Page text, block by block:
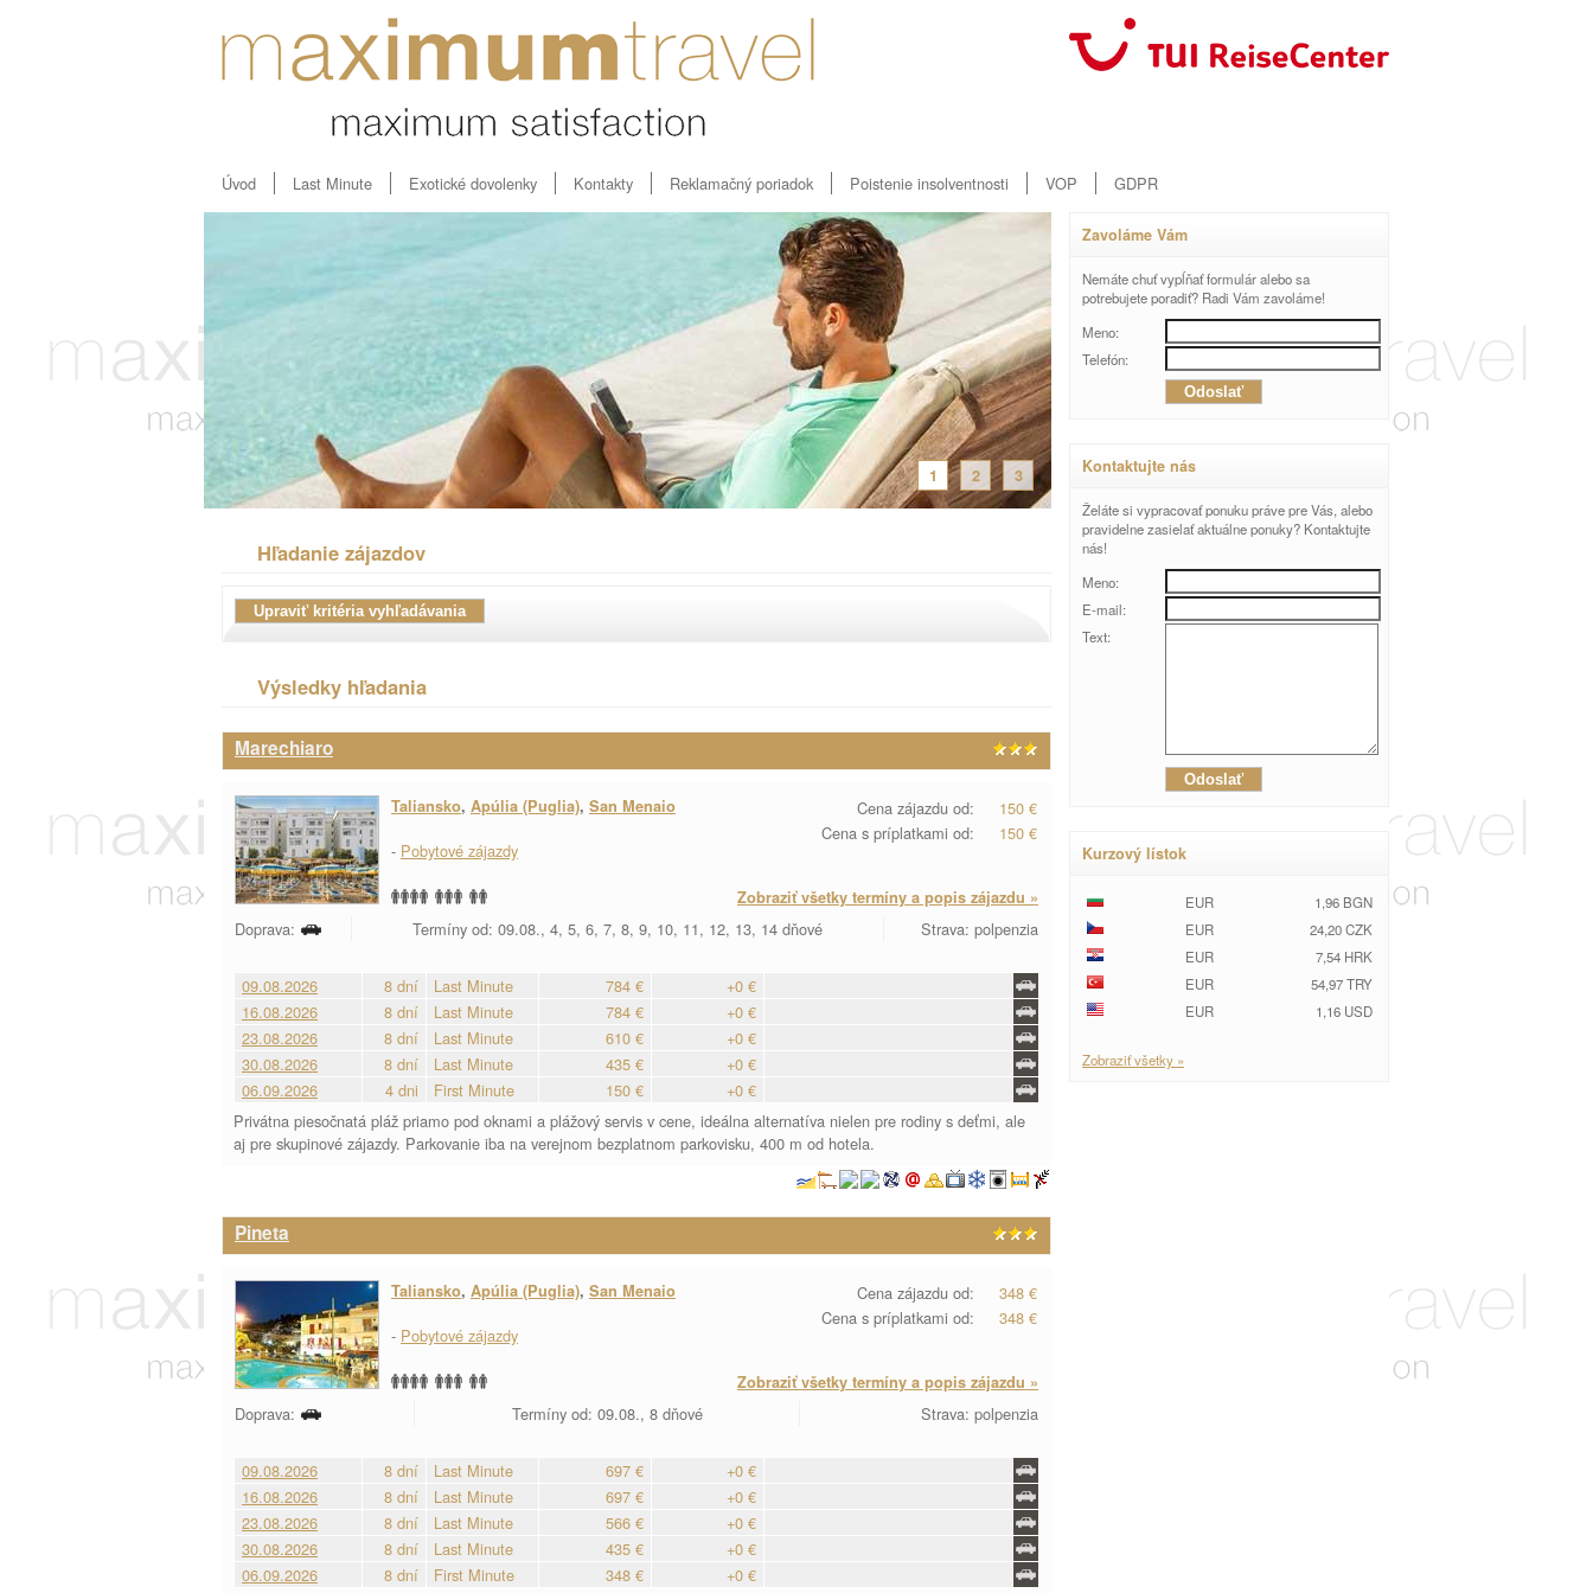
Úvod Last Minute Exotické dovolenky Kontakty Reklamačný poriadok Poistenie insolventnosti VOP GDPR
1 2 3
Hľadanie zájazdov
Výsledky hľadania
Marechiaro
Cena zájazdu od:
150 €
Cena s príplatkami od:
150 €
Taliansko, Apúlia (Puglia), San Menaio
- Pobytové zájazdy
Zobraziť všetky termíny a popis zájazdu »
Doprava: Termíny od: 09.08., 4, 5, 6, 7, 8, 9, 10, 11, 12, 13, 14 dňové Strava: polpenzia
09.08.2026 8 dní Last Minute 784 €
+0 €
16.08.2026
8 dní Last Minute 784 €
+0 €
23.08.2026
8 dní Last Minute 610 €
+0 €
30.08.2026
8 dní Last Minute 435 €
+0 €
06.09.2026
4 dni First Minute 150 €
+0 €
Privátna piesočnatá pláž priamo pod oknami a plážový servis v cene, ideálna alternatíva nielen pre rodiny s deťmi, ale
aj pre skupinové zájazdy. Parkovanie iba na verejnom bezplatnom parkovisku, 400 m od hotela.
Pineta
Cena zájazdu od:
348 €
Cena s príplatkami od:
348 €
Taliansko, Apúlia (Puglia), San Menaio
- Pobytové zájazdy
Zobraziť všetky termíny a popis zájazdu »
Doprava: Termíny od: 09.08., 8 dňové Strava: polpenzia
09.08.2026 8 dní Last Minute 697 €
+0 €
16.08.2026
8 dní Last Minute 697 €
+0 €
23.08.2026
8 dní Last Minute 566 €
+0 €
30.08.2026
8 dní Last Minute 435 €
+0 €
06.09.2026
8 dní First Minute 348 € +0 €
Zavoláme Vám
Nemáte chuť vypĺňať formulár alebo sa
potrebujete poradiť? Radi Vám zavoláme!
Meno:
Telefón:
Kontaktujte nás
Želáte si vypracovať ponuku práve pre Vás, alebo
pravidelne zasielať aktuálne ponuky? Kontaktujte
nás!
Meno:
E-mail:
Text:
Kurzový lístok
EUR
1,96 BGN
EUR
24,20 CZK
EUR
7,54 HRK
EUR
54,97 TRY
EUR
1,16 USD
Zobraziť všetky »